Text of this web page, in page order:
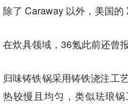
除了 Caraway 以外，美国的
在炊具领域，36氪此前还曾
归味铸铁锅采用铸铁浇注工
热较慢且均匀，类似珐琅